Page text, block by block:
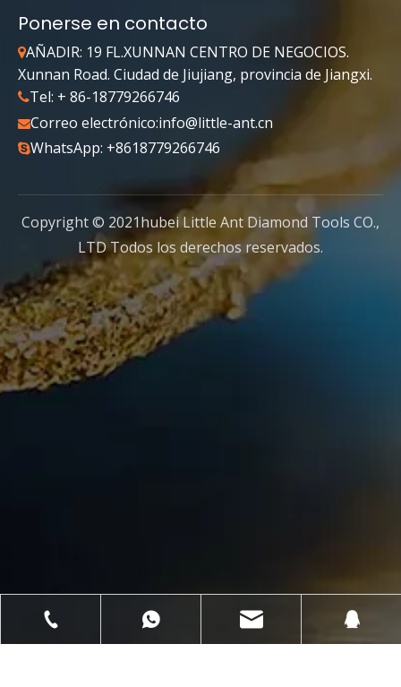
Submit
Ponerse en contacto
AÑADIR: 19 FL.XUNNAN CENTRO DE NEGOCIOS.
Xunnan Road. Ciudad de Jiujiang, provincia de Jiangxi.
Tel: + 86-18779266746
Correo electrónico:info@little-ant.cn
WhatsApp: +8618779266746
Copyright © 2021hubei Little Ant Diamond Tools CO.,
LTD Todos los derechos reservados.